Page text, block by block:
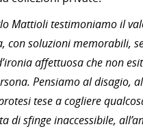
Mattioli testimoniamo il
con soluzioni memorabili,
affettuosa che non
Pensiamo al disagio,
tese a cogliere
di sfinge inaccessibile,